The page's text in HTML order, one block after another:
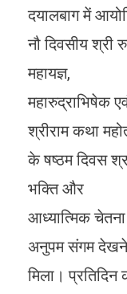
दयालबाग में
नौ दिवसीय श्री
महायज्ञ,
महारुद्राभिषेक
श्रीराम कथा
के षष्ठम दिवस
भक्ति और
आध्यात्मिक
अनुपम संगम
मिला। प्रतिदिन